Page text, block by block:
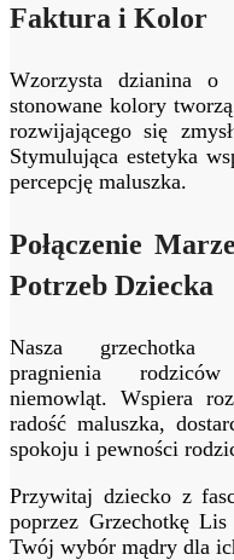
Faktura i Kolor
Wzorzysta dzianina o
stonowane kolory
rozwijającego się
Stymulująca estetyka
percepcję maluszka.
Połączenie
Potrzeb Dziecka
Nasza grzechotka
pragnienia
niemowląt. Wspiera
radość maluszka,
spokoju i pewności
Przywitaj dziecko z
poprzez Grzechotkę
Twój wybór mądry dla